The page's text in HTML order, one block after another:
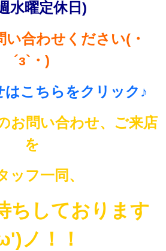
水曜定休日)
い合わせください(・
´з`・)
はこちらをクリック♪
お問い合わせ、ご来店
を
ッフ一同、
ちしております
ノ！！